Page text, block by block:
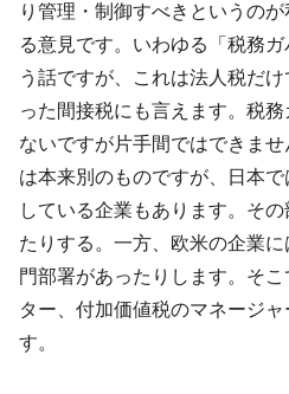
り管理・制御すべきというの
る意見です。いわゆる「税務
う話ですが、これは法人税だ
った間接税にも言えます。税
ないですが片手間ではできま
は本来別のものですが、日本
している企業もあります。そ
たりする。一方、欧米の企業
門部署があったりします。そ
ター、付加価値税のマネージ
す。